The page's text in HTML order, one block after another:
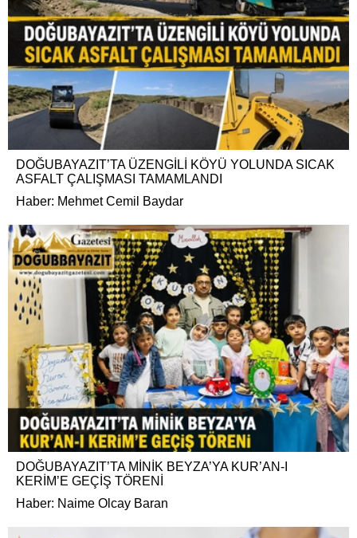
DOĞUBAYAZIT’TA ÜZENGİLİ KÖYÜ YOLUNDA SICAK
ASFALT ÇALIŞMASI TAMAMLANDI
Haber: Mehmet Cemil Baydar
DOĞUBAYAZIT’TA MİNİK BEYZA’YA KUR’AN-I
KERİM’E GEÇİŞ TÖRENİ
Haber: Naime Olcay Baran